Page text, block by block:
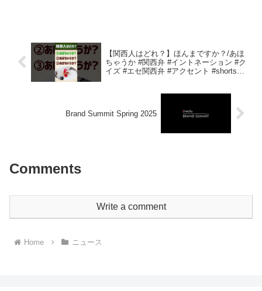
【関西人はどれ？】ほんまですか？/あほ
ちゃうか #関西弁 #イントネーション #ク
イズ #エセ関西弁 #アクセント #shorts
Brand Summit Spring 2025
Comments
Write a comment
Home ニュース